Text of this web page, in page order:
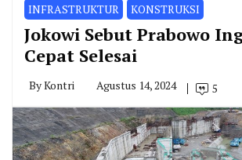
INFRASTRUKTUR KONSTRUKSI
Jokowi Sebut Prabowo
Cepat Selesai
ByKontri Agustus 14, 2024 5